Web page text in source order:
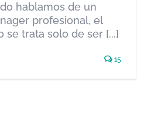
hablamos de un
profesional, el
se trata solo de ser [...]
15